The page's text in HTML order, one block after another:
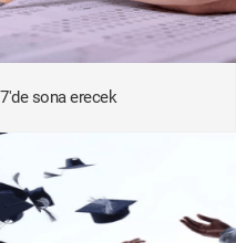
sona erecek